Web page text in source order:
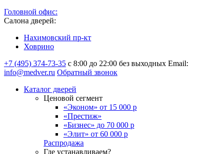
Головной офис:
Салона дверей:
Нахимовский пр-кт
Ховрино
+7 (495) 374-73-35 с 8:00 до 22:00 без выходных Email:
info@medver.ru Обратный звонок
Каталог дверей
Ценовой сегмент
«Эконом» от 15 000 р
«Престиж»
«Бизнес» до 70 000 р
«Элит» от 60 000 р
Распродажа
Где устанавливаем?